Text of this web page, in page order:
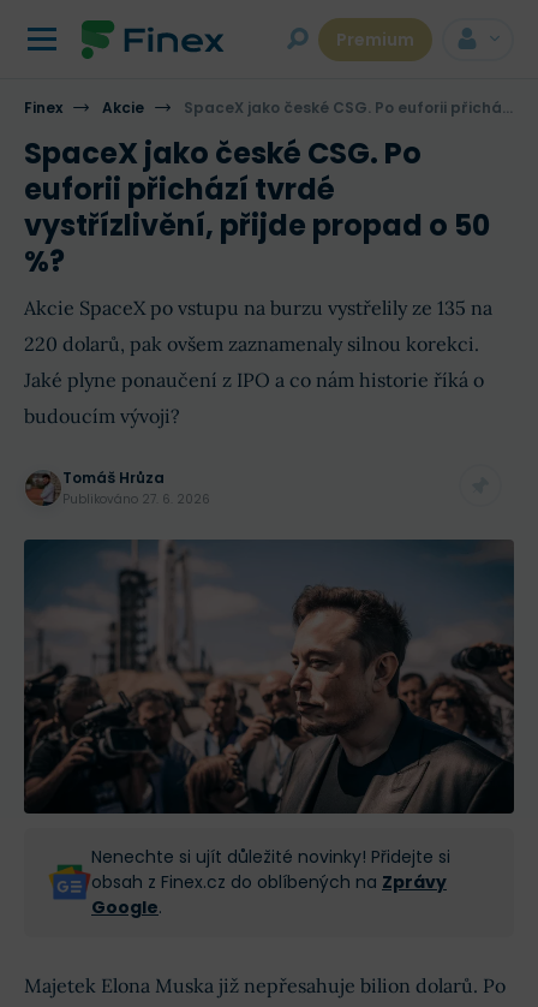
Premium
Finex Akcie SpaceX jako české CSG. Po euforii přichází tvrdé vystřízlivění, přijde propad o 50 %?
SpaceX jako české CSG. Po
euforii přichází tvrdé
vystřízlivění, přijde propad o 50
%?
Akcie SpaceX po vstupu na burzu vystřelily ze 135 na
220 dolarů, pak ovšem zaznamenaly silnou korekci.
Jaké plyne ponaučení z IPO a co nám historie říká o
budoucím vývoji?
Tomáš Hrůza
Publikováno 27. 6. 2026
Nenechte si ujít důležité novinky! Přidejte si
obsah z Finex.cz do oblíbených na Zprávy
Google.
Majetek Elona Muska již nepřesahuje bilion dolarů. Po